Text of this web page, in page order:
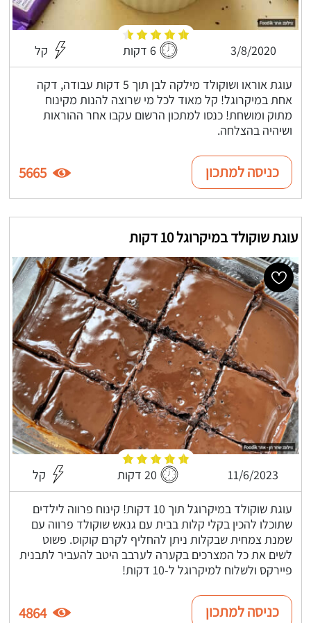
3/8/2020 6 דקות קל
עוגת אוראו ושוקולד מילקה לבן תוך 5 דקות עבודה, דקה
אחת במיקרוגל! קל מאוד לכל מי שרוצה להנות מקינוח
מתוק ומושחת! כנסו למתכון הרשום עקבו אחר ההוראות
ושיהיה בהצלחה.
כניסה למתכון 5665
עוגת שוקולד במיקרוגל 10 דקות
11/6/2023 20 דקות קל
עוגת שוקולד במיקרוגל תוך 10 דקות! קינוח פרווה לילדים
שתוכלו להכין בקלי קלות בבית עם גנאש שוקולד פרווה עם
שמנת צמחית שבקלות ניתן להחליף לקרם קוקוס. פשוט
לשים את כל המצרכים בקערה לערבב היטב להעביר לתבנית
פיירקס ולשלוח למיקרוגל ל-10 דקות!
כניסה למתכון 4864